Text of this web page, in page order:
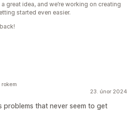
great idea, and we’re working on creating
started even easier.
23. únor 2024
problems that never seem to get